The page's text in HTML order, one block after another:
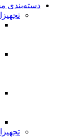
دسته‌بندی